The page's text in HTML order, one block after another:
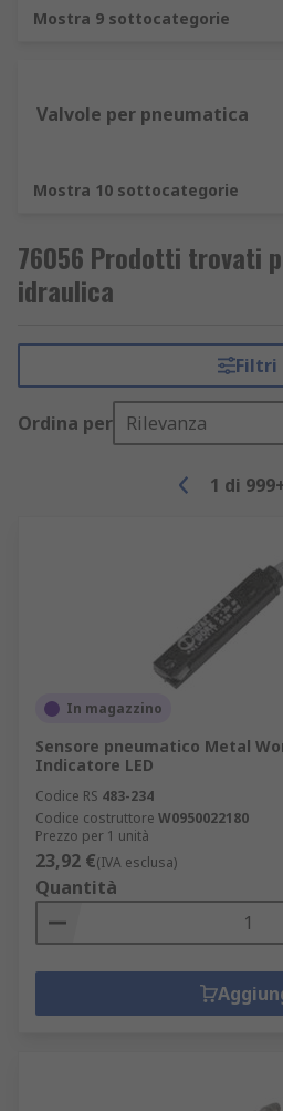
Mostra 9 sottocategorie
Valvole per pneumatica
Mostra 10 sottocategorie
76056 Prodotti trovati
idraulica
Filtri
Ordina per Rilevanza
1 di
In magazzino
Sensore pneumatico Metal
Indicatore LED
Codice RS 483-234
Codice costruttore W0950022180
Prezzo per 1 unità
23,92 €(IVA esclusa)
Quantità